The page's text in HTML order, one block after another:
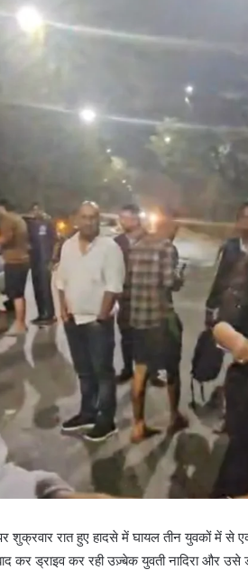
शुक्रवार रात हुए हादसे में घायल तीन युवकों में से
कर ड्राइव कर रही उज़्बेक युवती नादिरा और उसे